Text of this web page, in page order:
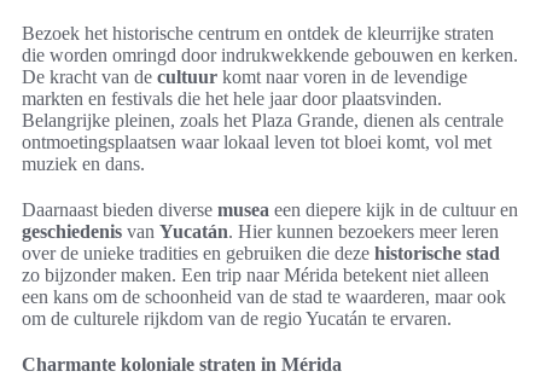
Bezoek het historische centrum en ontdek de kleurrijke straten
die worden omringd door indrukwekkende gebouwen en kerken.
De kracht van de cultuur komt naar voren in de levendige
markten en festivals die het hele jaar door plaatsvinden.
Belangrijke pleinen, zoals het Plaza Grande, dienen als centrale
ontmoetingsplaatsen waar lokaal leven tot bloei komt, vol met
muziek en dans.
Daarnaast bieden diverse musea een diepere kijk in de cultuur en
geschiedenis van Yucatán. Hier kunnen bezoekers meer leren
over de unieke tradities en gebruiken die deze historische stad
zo bijzonder maken. Een trip naar Mérida betekent niet alleen
een kans om de schoonheid van de stad te waarderen, maar ook
om de culturele rijkdom van de regio Yucatán te ervaren.
Charmante koloniale straten in Mérida